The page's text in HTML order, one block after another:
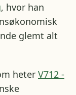
, hvor han
glemt alt
heter V712 -